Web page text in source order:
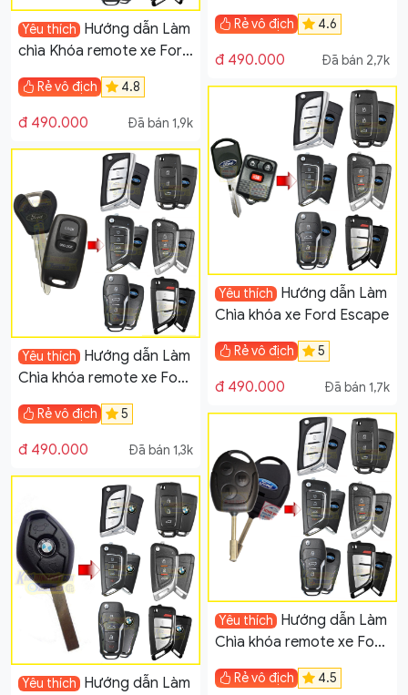
2.2 tại Đà Nẵng
Rẻ vô địch 4.6
đ 490.000 Đã bán 2,7k
Yêu thích Hướng dẫn Làm
chìa Khóa remote xe Ford
Escape
Rẻ vô địch 4.8
đ 490.000 Đã bán 1,9k
Yêu thích Hướng dẫn Làm
Chìa khóa xe Ford Escape
Rẻ vô địch 5
đ 490.000 Đã bán 1,7k
Yêu thích Hướng dẫn Làm
Chìa khóa remote xe Ford
Everest
Rẻ vô địch 5
đ 490.000 Đã bán 1,3k
Yêu thích Hướng dẫn Làm
Chìa khóa remote xe Ford
Transit
Rẻ vô địch 4.5
Yêu thích Hướng dẫn Làm